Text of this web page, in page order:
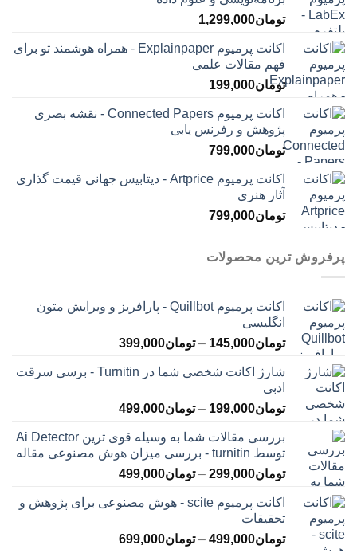
تومان1,299,000
اکانت پرمیوم Explainpaper - همراه هوشمند تو برای
فهم مقالات علمی
تومان199,000
اکانت پرمیوم Connected Papers - نقشه بصری
پژوهش و رفرنس یابی
تومان799,000
اکانت پرمیوم Artprice - دیتابیس جهانی قیمت ‌گذاری
آثار هنری
تومان799,000
پرفروش ترین محصولات
اکانت پرمیوم Quillbot - پارافریز و ویرایش متون
انگلیسی
تومان145,000
– تومان399,000محدوده
تومان145,000
تومان399,000
شارژ اکانت شخصی شما در Turnitin - برسی سرقت
ادبی
تومان199,000
– تومان499,000محدوده
تومان199,000
تا
تومان499,000
بررسی مقالات شما به وسیله قوی ترین Ai Detector
توسط turnitin - بررسی میزان هوش مصنوعی مقاله
تومان299,000
– تومان499,000محدوده
تومان299,000
تومان499,000
اکانت پرمیوم scite - هوش مصنوعی برای پژوهش و
تحقیقات
تومان499,000
– تومان699,000محدوده